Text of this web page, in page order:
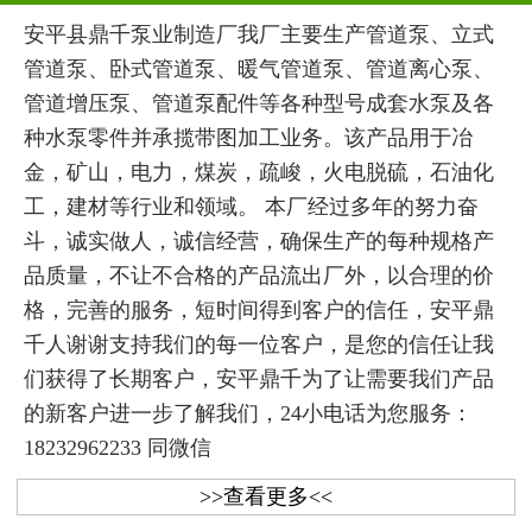
安平县鼎千泵业制造厂我厂主要生产管道泵、立式
管道泵、卧式管道泵、暖气管道泵、管道离心泵、
管道增压泵、管道泵配件等各种型号成套水泵及各
种水泵零件并承揽带图加工业务。该产品用于冶
金，矿山，电力，煤炭，疏峻，火电脱硫，石油化
工，建材等行业和领域。 本厂经过多年的努力奋
斗，诚实做人，诚信经营，确保生产的每种规格产
品质量，不让不合格的产品流出厂外，以合理的价
格，完善的服务，短时间得到客户的信任，安平鼎
千人谢谢支持我们的每一位客户，是您的信任让我
们获得了长期客户，安平鼎千为了让需要我们产品
的新客户进一步了解我们，24小电话为您服务：
18232962233 同微信
>>查看更多<<